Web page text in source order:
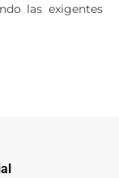
las exigentes